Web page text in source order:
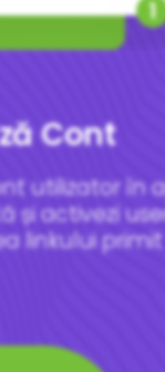
Cont
utilizator în
și activezi
linkului